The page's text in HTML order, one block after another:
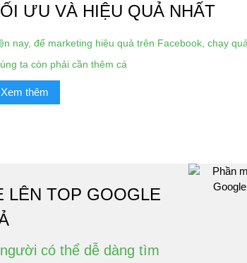
ƯU VÀ HIỆU QUẢ NHẤT
nay, để marketing hiệu quả trên Facebook, chạy
ta còn phải cần thêm cá
Xem thêm
LÊN TOP GOOGLE
có thể dễ dàng tìm